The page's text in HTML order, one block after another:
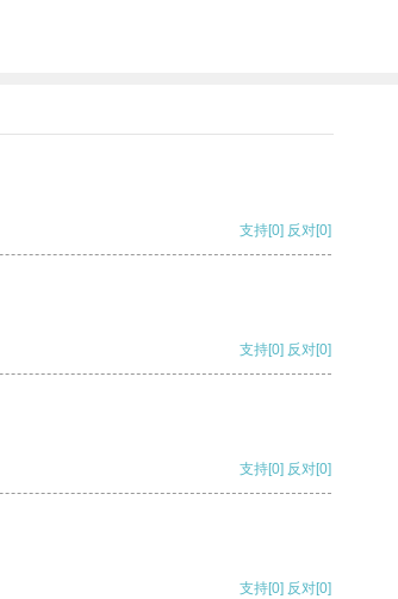
支持[0] 反对[0]
支持[0] 反对[0]
支持[0] 反对[0]
支持[0] 反对[0]